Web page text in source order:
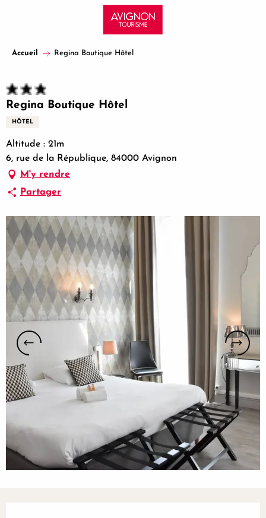
principal
Accueil Regina Boutique Hôtel
Regina Boutique Hôtel
HÔTEL
Altitude : 21m
6, rue de la République, 84000 Avignon
M'y rendre
Partager